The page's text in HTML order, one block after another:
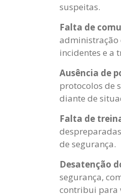
suspeitas.
Falta de
administração
incidentes e a
Ausência de
protocolos de
diante de
Falta de
de segurança.
Desatenção
segurança,
contribui para